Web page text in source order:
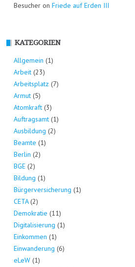
Besucher on Friede auf Erden III
KATEGORIEN
Allgemein (1)
Arbeit (23)
Arbeitsplatz (7)
Armut (5)
Atomkraft (3)
Auftragsamt (1)
Ausbildung (2)
Beamte (1)
Berlin (2)
BGE (2)
Bildung (1)
Bürgerversicherung (1)
CETA(2)
Demokratie (11)
Digitalisierung (1)
Einkommen (1)
Einwanderung (6)
eLeW (1)